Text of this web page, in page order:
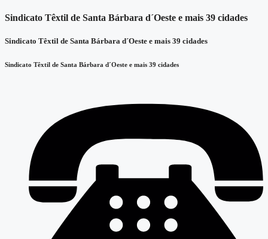
Sindicato Têxtil de Santa Bárbara d´Oeste e mais 39 cidades
Sindicato Têxtil de Santa Bárbara d´Oeste e mais 39 cidades
Sindicato Têxtil de Santa Bárbara d´Oeste e mais 39 cidades